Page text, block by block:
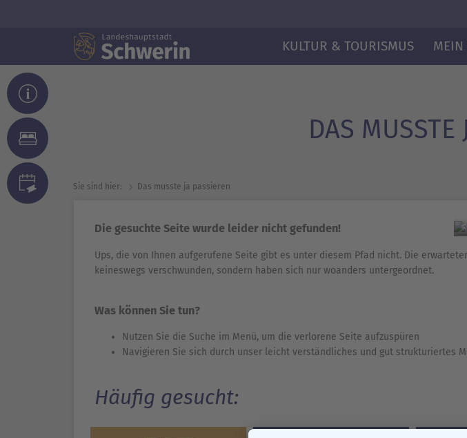
KULTUR & TOURISMUS MEIN
DAS MUSSTE
Sie sind hier: Das musste ja passieren
Die gesuchte Seite wurde leider nicht gefunden!
Ups, die von Ihnen aufgerufene Seite gibt es unter diesem Pfad nicht. Die
keineswegs verschwunden, sondern haben sich nur woanders untergeordnet.
Was können Sie tun?
Nutzen Sie die Suche im Menü, um die verlorene Seite aufzuspüren
Navigieren Sie sich durch unser leicht verständliches und gut strukturiertes
Häufig gesucht: